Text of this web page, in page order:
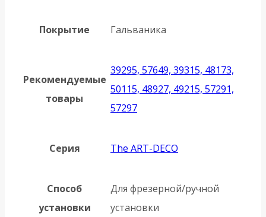
Покрытие Гальваника
Рекомендуемые
товары
39295, 57649, 39315, 48173,
50115, 48927, 49215, 57291,
57297
Серия The ART-DECO
Способ
установки
Для фрезерной/ручной
установки